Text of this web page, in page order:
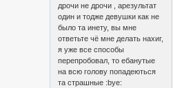
дрочи не дрочи , арезультат
один и тодже девушки как не
было та инету, вы мне
ответьте чё мне делать нахиг,
я уже все способы
перепробовал, то ебанутые
на всю голову попадеються
та страшные :bye: